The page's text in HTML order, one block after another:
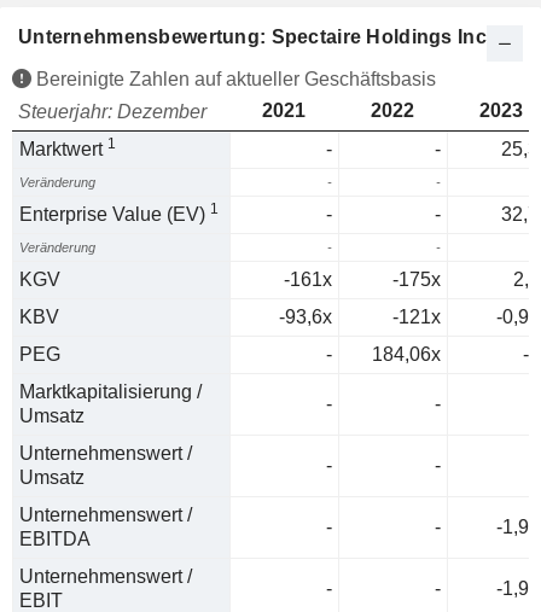
Unternehmensbewertung: Spectaire Holdings Inc.
Bereinigte Zahlen auf aktueller Geschäftsbasis
Steuerjahr: Dezember
2021 2022
2023
Marktwert 1 - -
Veränderung - -
Enterprise Value (EV) 1 - -
Veränderung - -
KGV -161x -175x
KBV
-93,6x -121x
-
PEG
- 184,06x
-
Marktkapitalisierung /
Umsatz
- -
Unternehmenswert /
Umsatz
- -
Unternehmenswert /
EBITDA
- - -
Unternehmenswert /
EBIT
- - -